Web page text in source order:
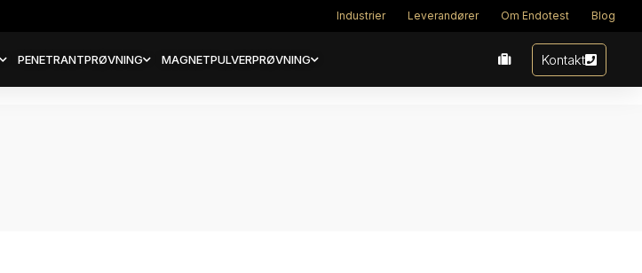
Industrier Leverandører Om Endotest Blog
PENETRANTPRØVNING MAGNETPULVERPRØVNING Kontakt